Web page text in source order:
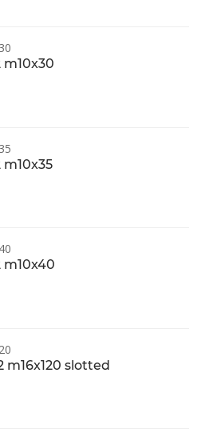
m10x30
m10x35
m10x40
m16x120 slotted